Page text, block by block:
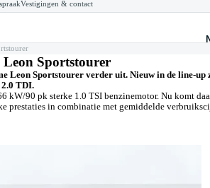
Vestigingen & contact
Arona
Ateca
Alle SEAT modellen
Connect
Reparatiegarantie
Pechhulp
Vervangend vervoer
Verzekering
Sportstourer
Leon Sportstourer verder uit. Nieuw in de line-up
2.0 TDI.
kW/90 pk sterke 1.0 TSI benzinemotor. Nu komt
prestaties in combinatie met gemiddelde